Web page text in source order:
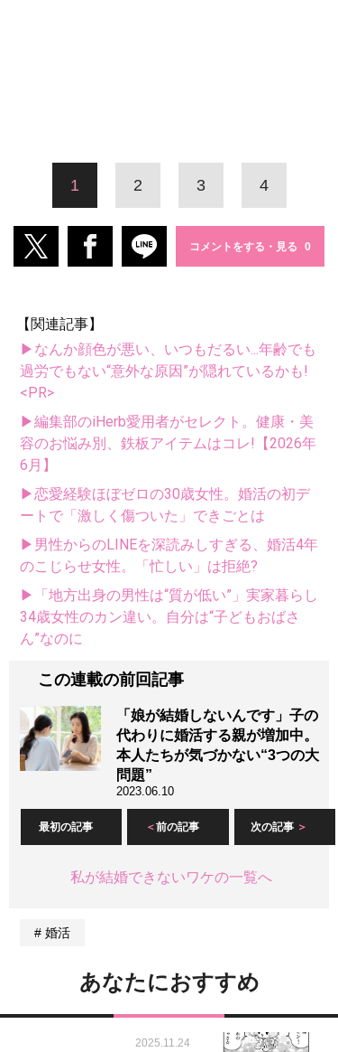
1 2 3 4
コメントをする・見る
【関連記事】
▶なんか顔色が悪い、いつもだるい...年齢でも
過労でもない“意外な原因”が隠れているかも!
<PR>
▶編集部のiHerb愛用者がセレクト。健康・美
容のお悩み別、鉄板アイテムはコレ!【2026年
6月】
▶恋愛経験ほぼゼロの30歳女性。婚活の初デ
ートで「激しく傷ついた」できごとは
▶男性からのLINEを深読みしすぎる、婚活4年
のこじらせ女性。「忙しい」は拒絶?
▶「地方出身の男性は“質が低い”」実家暮らし
34歳女性のカン違い。自分は“子どもおばさ
ん”なのに
この連載の前回記事
「娘が結婚しないんです」子の
代わりに婚活する親が増加中。
本人たちが気づかない“3つの大
問題”
2023.06.10
最初の記事 前の記事 次の記事
私が結婚できないワケの一覧へ
婚活
あなたにおすすめ
2025.11.24